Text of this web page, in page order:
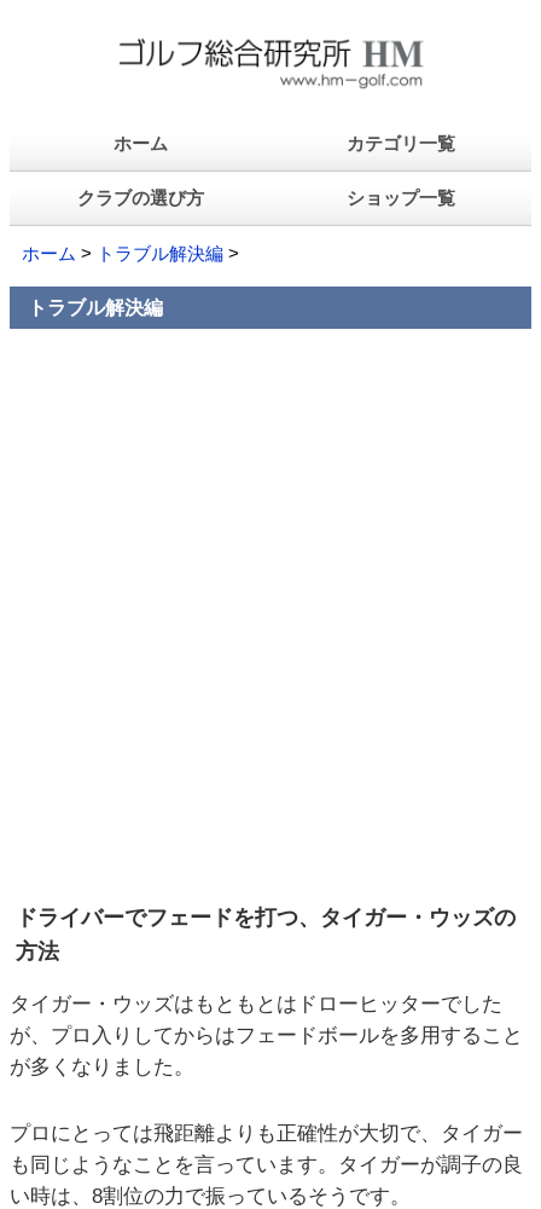
ホーム カテゴリ一覧
クラブの選び方 ショップ一覧
ホーム > トラブル解決編 >
トラブル解決編
ドライバーでフェードを打つ、タイガー・ウッズの
方法
タイガー・ウッズはもともとはドローヒッターでした
が、プロ入りしてからはフェードボールを多用すること
が多くなりました。
プロにとっては飛距離よりも正確性が大切で、タイガー
も同じようなことを言っています。タイガーが調子の良
い時は、8割位の力で振っているそうです。